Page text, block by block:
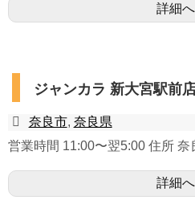
詳細へ
ジャンカラ 新大宮駅前
奈良市, 奈良県
営業時間 11:00〜翌5:00 住所 奈
詳細へ